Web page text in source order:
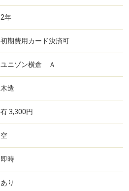
2年
初期費用カード決済可
ユニゾン横倉 Ａ
木造
有 3,300円
空
即時
あり